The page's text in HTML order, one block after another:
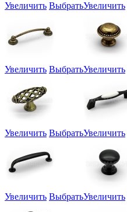
Увеличить ВыбратьУвеличить
Увеличить ВыбратьУвеличить
Увеличить ВыбратьУвеличить
Увеличить ВыбратьУвеличить